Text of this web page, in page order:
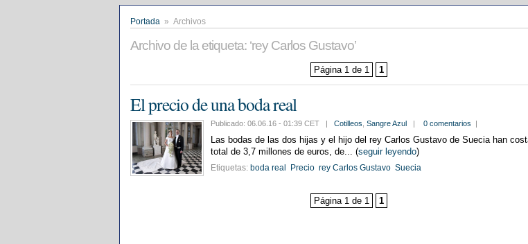
Portada » Archivos
Archivo de la etiqueta: ‘rey Carlos Gustavo’
Página 1 de 1 1
El precio de una boda real
Publicado: 06.06.16 - 01:39 CET | Cotilleos Sangre Azul | 0 comentarios |
Las bodas de las dos hijas y el hijo del rey Carlos Gustavo de Suecia han
total de 3,7 millones de euros, de... (seguir leyendo)
Etiquetas: boda real Precio rey Carlos Gustavo Suecia
Página 1 de 1 1